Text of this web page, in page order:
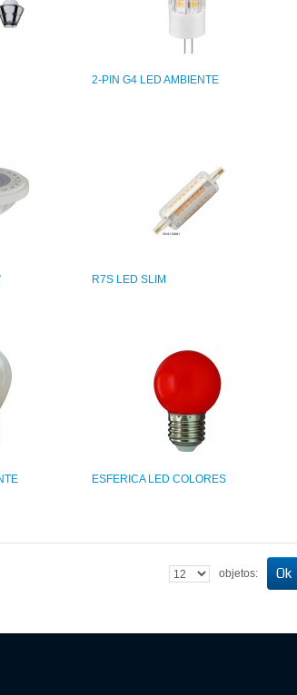
2-PIN G4 LED AMBIENTE
R7S LED SLIM
ESFERICA LED COLORES
Ok
objetos: